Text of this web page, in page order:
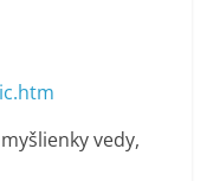
vedy,